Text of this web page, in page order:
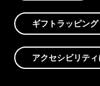
ギフトラッピング
アクセシビリテ